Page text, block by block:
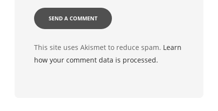
This site uses Akismet to reduce spam. Learn
how your comment data is processed.